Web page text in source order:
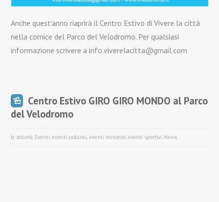
Anche quest’anno riaprirà il Centro Estivo di Vivere la città
nella cornice del Parco del Velodromo. Per qualsiasi
informazione scrivere a info.viverelacitta@gmail.com
Centro Estivo GIRO GIRO MONDO al Parco
del Velodromo
attività Eventi ,eventi culturali ,eventi ricreativi ,eventi sportivi News